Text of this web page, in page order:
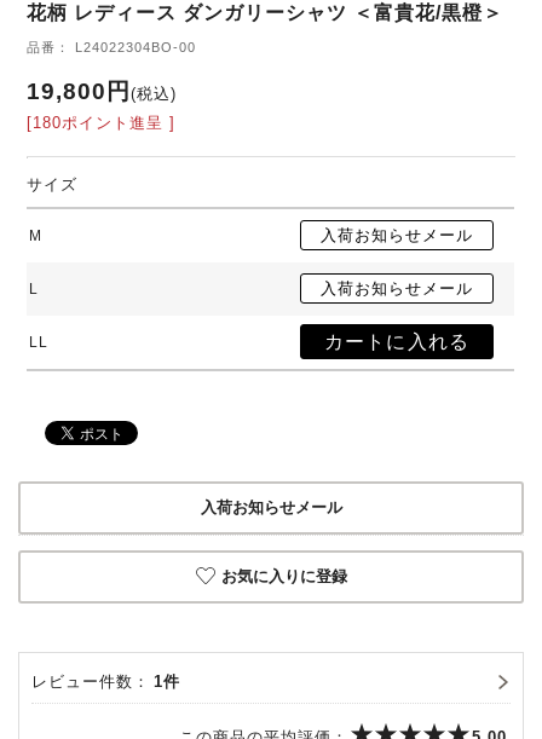
花柄 レディース ダンガリーシャツ ＜富貴花/黒橙＞
品番： L24022304BO-00
19,800円(税込)
[180ポイント進呈 ]
サイズ
M
L
LL
入荷お知らせメール
お気に入りに登録
レビュー件数： 1件